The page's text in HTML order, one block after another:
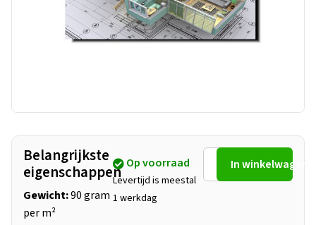
Belangrijkste
eigenschappen
Gewicht:90 gram
per m²
Op voorraad
Levertijd is meestal
1 werkdag
In winkelwagen